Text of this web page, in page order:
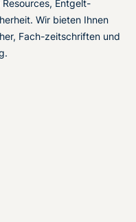
Entgelt-
Wir bieten Ihnen
Fach-zeitschriften und